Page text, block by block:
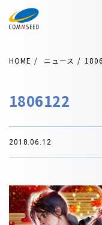
HOME ニュース
1806122
2018.06.12